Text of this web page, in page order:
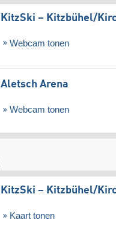
KitzSki – Kitzbühel/​
Webcam tonen
Aletsch Arena
Webcam tonen
KitzSki – Kitzbühel/​
Kaart tonen